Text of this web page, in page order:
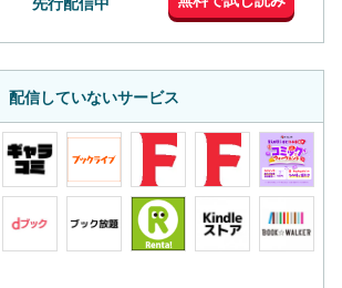
配信していないサービス